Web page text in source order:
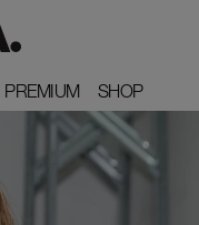
PREMIUM
PREMIUM SHOP
SHOP